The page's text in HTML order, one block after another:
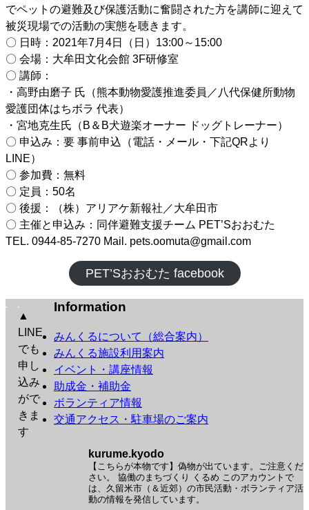
でペットの避難及び保護活動に奮闘された方を講師に迎えて
被災現場での活動の実態を聴きます。
〇 日時：2021年7月4日（日）13:00～15:00
〇 会場：大牟田文化会館 3F研修室
〇 講師：
・高野由磨子 氏（熊本動物愛護推進委員／八代保健所動物
愛護団体はちボラ 代表）
・宮地克生氏（B＆B犬遊楽オーナー ドッグトレーナー）
〇 申込み：要 事前申込（電話・メール・下記QRより
LINE）
〇 参加費：無料
〇 定員：50名
〇 後援：（株）アリアケ新報社／大牟田市
〇 主催と申込み：同伴避難支援チーム PET’Sおおむた
TEL. 0944-85-7270 Mail. pets.oomuta@gmail.com
PET’Sおおむた facebook
▲
LINE
でも
申し
込み
がで
きま
す
Information
みんくるについて（総合案内）
みんくる施設利用案内
イベント・講座情報
助成金・補助金
ボランティア情報
交通アクセス・駐車場のご案内
kurume.kyodo
【こちらが本物です】偽物が出ています。ご注意くだ
さい。
協働のまちづくり くるめ このアカウントで
は、久留米市（＆近郊）の市民活動・ボランティア活
動の情報を発信しています。